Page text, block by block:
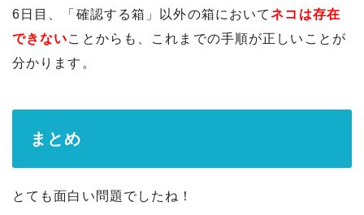
6日目、「確認する箱」以外の箱においてネコは存在
できないことからも、これまでの手順が正しいことが
分かります。
まとめ
とても面白い問題でしたね！